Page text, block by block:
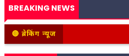
BREAKING NEWS
🔴 ब्रेकिंग न्यूज